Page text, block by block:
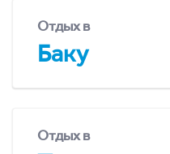
Отдых в
Баку
Отдых в